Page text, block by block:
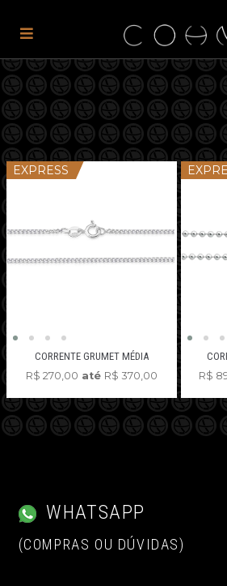
navegação
o
conteúdo
SEARCH
FOR:
Search Button
EXPRESS
CORRENTE GRUMET MÉDIA
R$ 270,00 até R$ 370,00
R$
WHATSAPP
(COMPRAS OU DÚVIDAS)